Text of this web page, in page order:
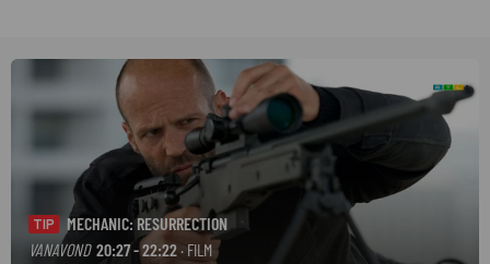
TIP
MECHANIC: RESURRECTION
VANAVOND 20:27 - 22:22· FILM